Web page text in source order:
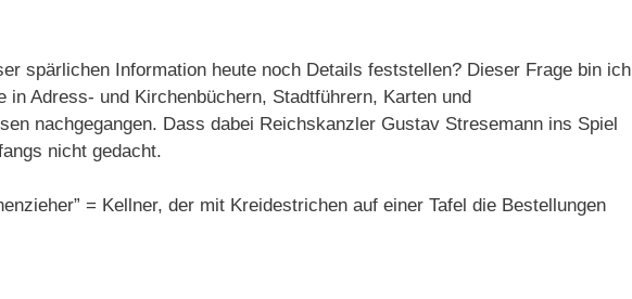
spärlichen Information heute noch Details feststellen? Dieser Frage bin ich
in Adress- und Kirchenbüchern, Stadtführern, Karten und
nachgegangen. Dass dabei Reichskanzler Gustav Stresemann ins Spiel
nicht gedacht.
= Kellner, der mit Kreidestrichen auf einer Tafel die Bestellungen